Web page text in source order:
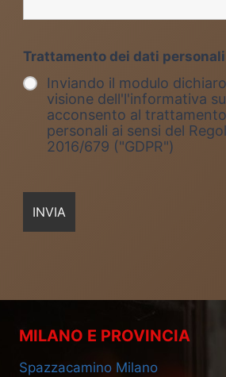
Trattamento dei dati personali
Inviando il modulo
visione dell'l'informativa
acconsento al
personali ai sensi del
2016/679 ("GDPR")
MILANO E PROVINCIA
Spazzacamino Milano